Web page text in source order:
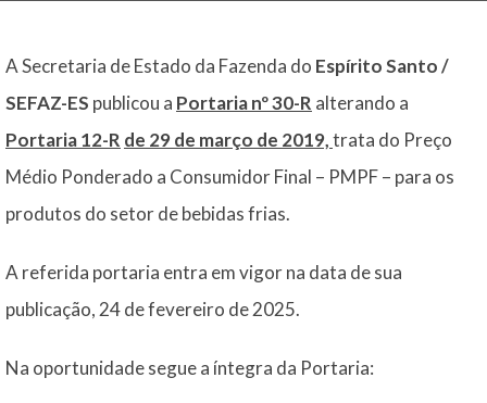
A Secretaria de Estado da Fazenda do Espírito Santo /
SEFAZ-ES publicou a Portaria nº 30-R alterando a
Portaria 12-R de 29 de março de 2019,trata do Preço
Médio Ponderado a Consumidor Final – PMPF – para os
produtos do setor de bebidas frias.
A referida portaria entra em vigor na data de sua
publicação, 24 de fevereiro de 2025.
Na oportunidade segue a íntegra da Portaria: